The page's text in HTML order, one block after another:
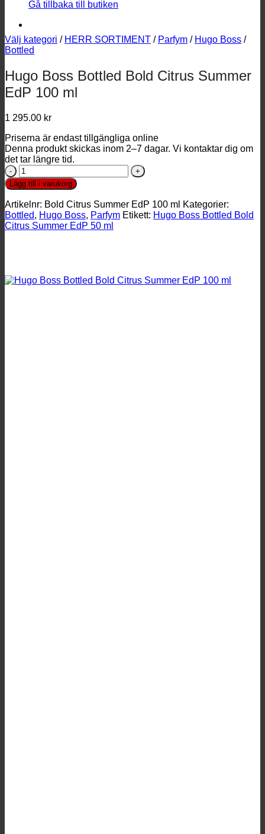
Gå tillbaka till butiken
Välj kategori / HERR SORTIMENT / Parfym / Hugo Boss /
Bottled
Hugo Boss Bottled Bold Citrus Summer
EdP 100 ml
1 295.00 kr
Priserna är endast tillgängliga online
Denna produkt skickas inom 2–7 dagar. Vi kontaktar dig om
det tar längre tid.
Hugo
Boss
Bottled
Bold
Citrus
Summer
EdP
Lägg till i varukorg
Artikelnr: Bold Citrus Summer EdP 100 ml Kategorier:
Bottled, Hugo Boss, Parfym Etikett: Hugo Boss Bottled Bold
Citrus Summer EdP 50 ml